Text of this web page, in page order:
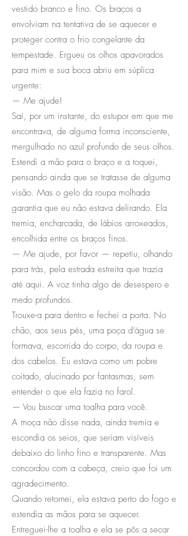
vestido branco e fino. Os braços a
envolviam na tentativa de se aquecer e
proteger contra o frio congelante da
tempestade. Ergueu os olhos apavorados
para mim e sua boca abriu em súplica
urgente:
— Me ajude!
Saí, por um instante, do estupor em que me
encontrava, de alguma forma inconsciente,
mergulhado no azul profundo de seus olhos.
Estendi a mão para o braço e a toquei,
pensando ainda que se tratasse de alguma
visão. Mas o gelo da roupa molhada
garantia que eu não estava delirando. Ela
tremia, encharcada, de lábios arroxeados,
encolhida entre os braços finos.
— Me ajude, por favor — repetiu, olhando
para trás, pela estrada estreita que trazia
até aqui. A voz tinha algo de desespero e
medo profundos.
Trouxe-a para dentro e fechei a porta. No
chão, aos seus pés, uma poça d’água se
formava, escorrida do corpo, da roupa e
dos cabelos. Eu estava como um pobre
coitado, alucinado por fantasmas, sem
entender o que ela fazia no farol.
— Vou buscar uma toalha para você.
A moça não disse nada, ainda tremia e
escondia os seios, que seriam visíveis
debaixo do linho fino e transparente. Mas
concordou com a cabeça, creio que foi um
agradecimento.
Quando retornei, ela estava perto do fogo e
estendia as mãos para se aquecer.
Entreguei-lhe a toalha e ela se pôs a secar